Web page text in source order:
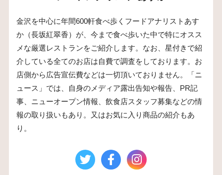
金沢を中心に年間600軒食べ歩くフードアナリストあす
か（長坂紅翠香）が、今まで食べ歩いた中で特にオスス
メな厳選レストランをご紹介します。なお、星付きで紹
介している全てのお店は自費で調査をしております。お
店側から広告宣伝費などは一切頂いておりません。「ニ
ュース」では、自身のメディア露出告知や報告、PR記
事、ニューオープン情報、飲食店スタッフ募集などの情
報の取り扱いもあり。又はお気に入り商品の紹介もあ
り。